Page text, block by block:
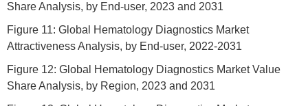
Share Analysis, by End-user, 2023 and 2031
Figure 11: Global Hematology Diagnostics Market
Attractiveness Analysis, by End-user, 2022-2031
Figure 12: Global Hematology Diagnostics Market Value
Share Analysis, by Region, 2023 and 2031